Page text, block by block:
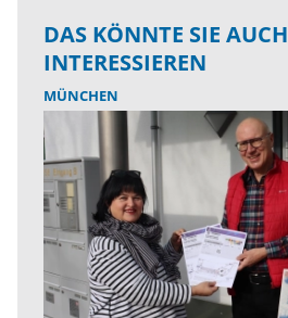
DAS KÖNNTE SIE AUCH
INTERESSIEREN
MÜNCHEN